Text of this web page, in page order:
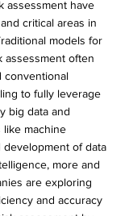
assessment have
critical areas in
models for
assessment often
conventional
to fully leverage
big data and
machine
development of data
more and
are exploring
and accuracy